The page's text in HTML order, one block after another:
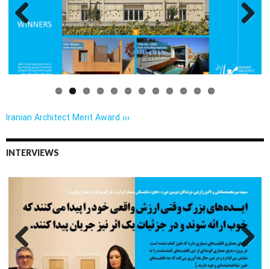
Previo Next
Iranian Architect Merit Award ›››
INTERVIEWS
Previo
us
Next